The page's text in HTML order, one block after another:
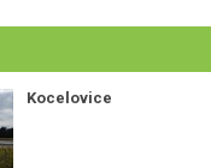
Kocelovice